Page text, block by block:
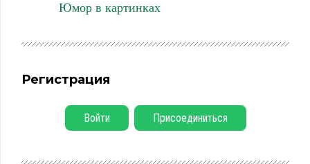
Юмор в картинках
Регистрация
Войти Присоединиться